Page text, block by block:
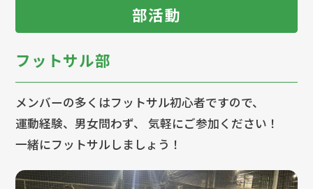
部活動
フットサル部
メンバーの多くはフットサル初心者ですので、
運動経験、男女問わず、 気軽にご参加ください！
一緒にフットサルしましょう！